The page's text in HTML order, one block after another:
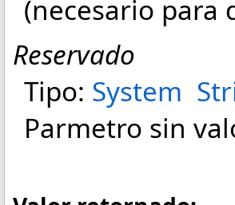
(necesario para
Reservado
Tipo: System
Parmetro sin